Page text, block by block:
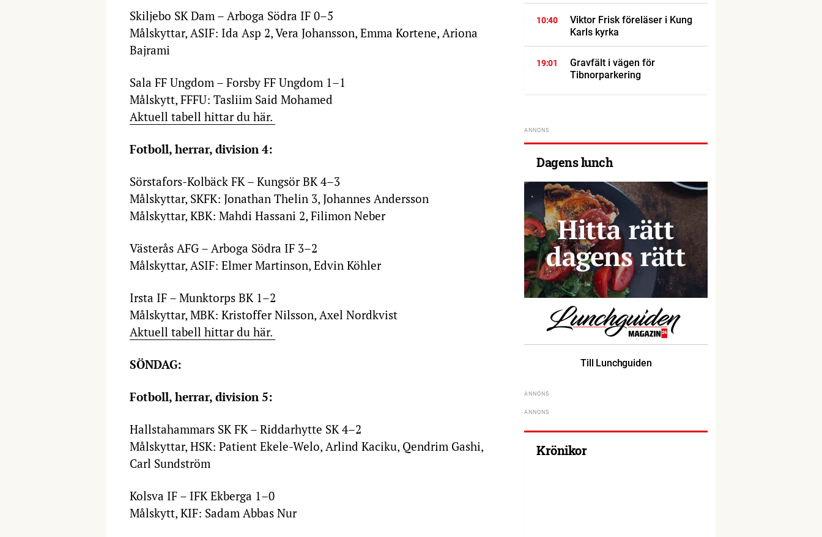
Skiljebo SK Dam – Arboga Södra IF 0–5
Målskyttar, ASIF: Ida Asp 2, Vera Johansson, Emma Kortene, Ariona
Bajrami
Sala FF Ungdom – Forsby FF Ungdom 1–1
Målskytt, FFFU: Tasliim Said Mohamed
Aktuell tabell hittar du här.
Fotboll, herrar, division 4:
Sörstafors-Kolbäck FK – Kungsör BK 4–3
Målskyttar, SKFK: Jonathan Thelin 3, Johannes Andersson
Målskyttar, KBK: Mahdi Hassani 2, Filimon Neber
Västerås AFG – Arboga Södra IF 3–2
Målskyttar, ASIF: Elmer Martinson, Edvin Köhler
Irsta IF – Munktorps BK 1–2
Målskyttar, MBK: Kristoffer Nilsson, Axel Nordkvist
Aktuell tabell hittar du här.
SÖNDAG:
Fotboll, herrar, division 5:
Hallstahammars SK FK – Riddarhytte SK 4–2
Målskyttar, HSK: Patient Ekele-Welo, Arlind Kaciku, Qendrim Gashi,
Carl Sundström
Kolsva IF – IFK Ekberga 1–0
Målskytt, KIF: Sadam Abbas Nur
10:40
Viktor Frisk föreläser i Kung
Karls kyrka
19:01
Gravfält i vägen för
Tibnorparkering
Dagens lunch
Till Lunchguiden
Krönikor